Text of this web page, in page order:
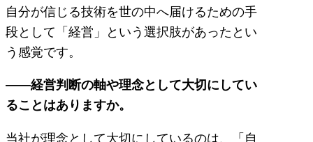
自分が信じる技術を世の中へ届けるための手
段として「経営」という選択肢があったとい
う感覚です。
――経営判断の軸や理念として大切にしてい
ることはありますか。
当社が理念として大切にしているのは、「自